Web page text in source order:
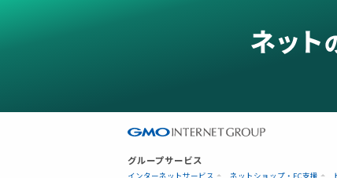
グループサービス
インターネットサービス ネットショップ・EC支援